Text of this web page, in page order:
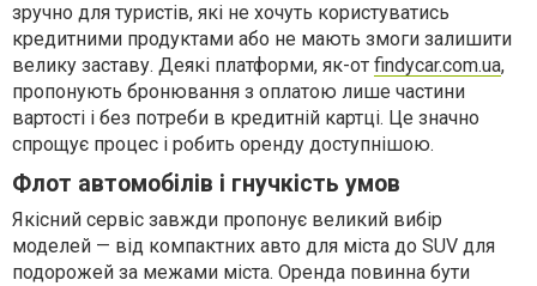
зручно для туристів, які не хочуть користуватись
кредитними продуктами або не мають змоги залишити
велику заставу. Деякі платформи, як-от findycar.com.ua,
пропонують бронювання з оплатою лише частини
вартості і без потреби в кредитній картці. Це значно
спрощує процес і робить оренду доступнішою.
Флот автомобілів і гнучкість умов
Якісний сервіс завжди пропонує великий вибір
моделей — від компактних авто для міста до SUV для
подорожей за межами міста. Оренда повинна бути